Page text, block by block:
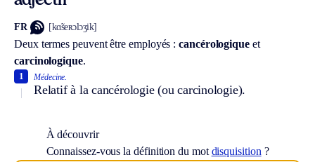
FR [kɑ̃seʀɔlɔʒik]
Deux termes peuvent être employés :cancérologique et
carcinologique.
Médecine.
Relatif à la cancérologie (ou carcinologie).
1
À découvrir
Connaissez-vous la définition du mot disquisition ?